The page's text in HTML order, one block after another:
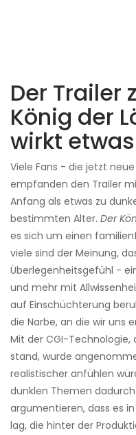
Der Trailer
König der
wirkt
Viele Fans - die jetzt
empfanden den Trailer
Anfang als etwas zu
bestimmten Alter. Der
es sich um einen
viele sind der Meinung,
Überlegenheitsgefühl -
und mehr mit
auf Einschüchterung
die Narbe, an die wir uns
Mit der CGI-Technologie,
stand, wurde
realistischer anfühlen
dunklen Themen
argumentieren, dass es
lag, die hinter der